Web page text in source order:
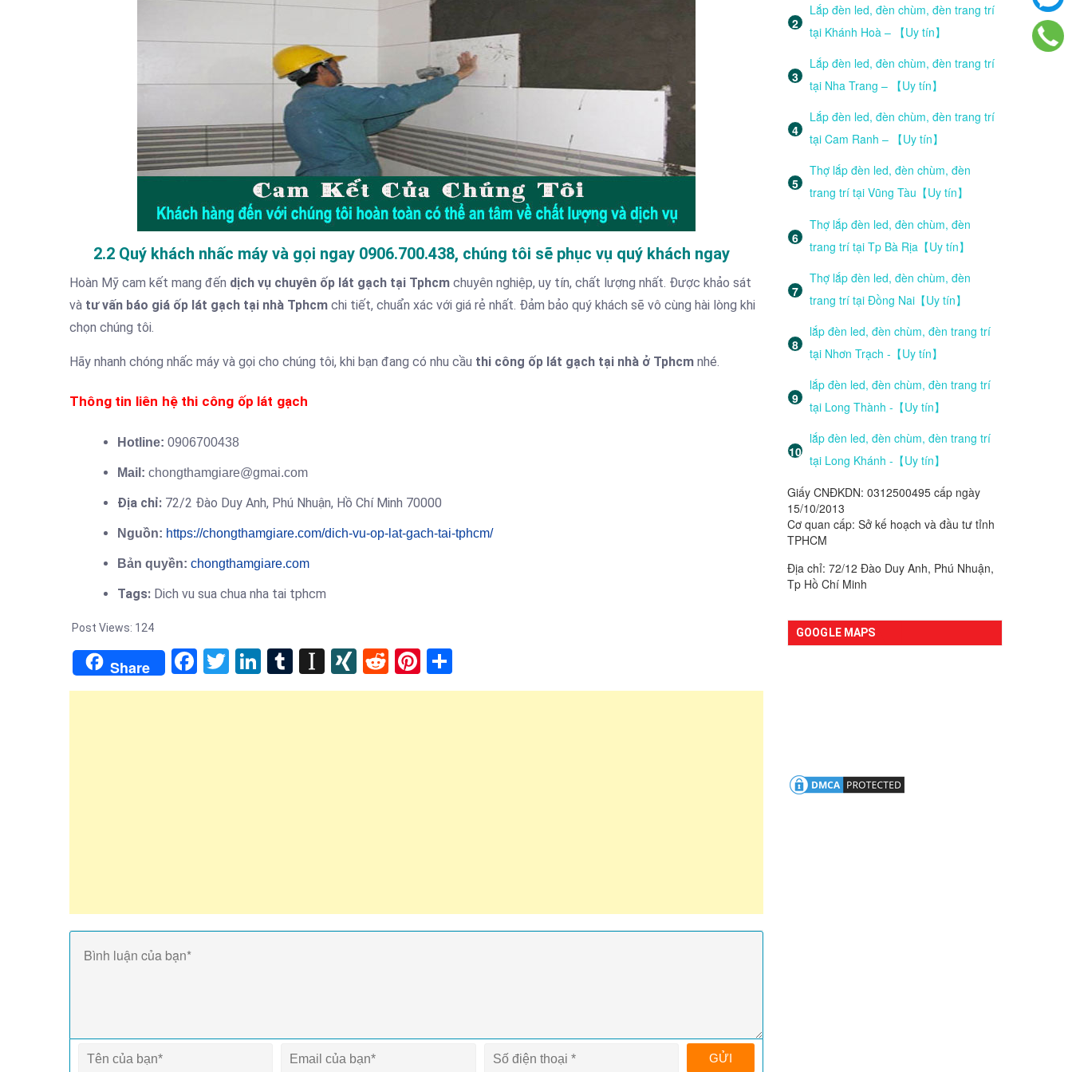
2.2 Quý khách nhấc máy và gọi ngay 0906.700.438, chúng tôi sẽ phục vụ quý khách ngay
Hoàn Mỹ cam kết mang đến dịch vụ chuyên ốp lát gạch tại Tphcm chuyên nghiệp, uy tín, chất lượng nhất. Được khảo sát
và tư vấn báo giá ốp lát gạch tại nhà Tphcm chi tiết, chuẩn xác với giá rẻ nhất. Đảm bảo quý khách sẽ vô cùng hài lòng khi
chọn chúng tôi.
Hãy nhanh chóng nhấc máy và gọi cho chúng tôi, khi bạn đang có nhu cầu thi công ốp lát gạch tại nhà ở Tphcm nhé.
Thông tin liên hệ thi công ốp lát gạch
Hotline: 0906700438
Mail: chongthamgiare@gmai.com
Địa chỉ: 72/2 Đào Duy Anh, Phú Nhuận, Hồ Chí Minh 70000
Nguồn: https://chongthamgiare.com/dich-vu-op-lat-gach-tai-tphcm/
Bản quyền: chongthamgiare.com
Tags: Dich vu sua chua nha tai tphcm
Post Views: 124
Share Facebook
TwitterLinkedIn
Tumblr
Instapaper
XINGRedditPinterest
Lắp đèn led, đèn chùm, đèn trang trí
tại Khánh Hoà – 【Uy tín】
Lắp đèn led, đèn chùm, đèn trang trí
tại Nha Trang – 【Uy tín】
Lắp đèn led, đèn chùm, đèn trang trí
tại Cam Ranh – 【Uy tín】
Thợ lắp đèn led, đèn chùm, đèn
trang trí tại Vũng Tàu【Uy tín】
Thợ lắp đèn led, đèn chùm, đèn
trang trí tại Tp Bà Rịa【Uy tín】
Thợ lắp đèn led, đèn chùm, đèn
trang trí tại Đồng Nai【Uy tín】
lắp đèn led, đèn chùm, đèn trang trí
tại Nhơn Trạch -【Uy tín】
lắp đèn led, đèn chùm, đèn trang trí
tại Long Thành -【Uy tín】
lắp đèn led, đèn chùm, đèn trang trí
tại Long Khánh -【Uy tín】
Giấy CNĐKDN: 0312500495 cấp ngày
15/10/2013
Cơ quan cấp: Sở kế hoạch và đầu tư tỉnh
TPHCM
Địa chỉ: 72/12 Đào Duy Anh, Phú Nhuận,
Tp Hồ Chí Minh
GOOGLE MAPS